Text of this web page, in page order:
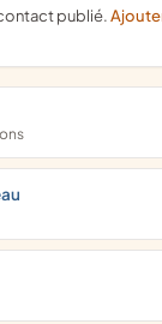
publié.